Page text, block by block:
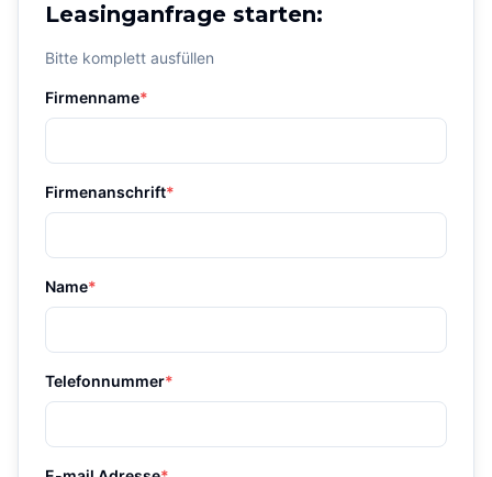
Leasinganfrage starten:
Bitte komplett ausfüllen
Firmenname*
Firmenanschrift*
Name*
Telefonnummer*